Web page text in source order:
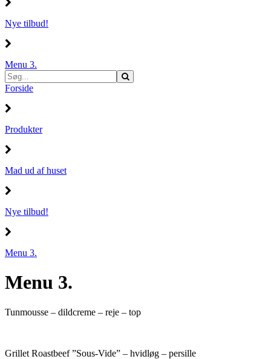
Nye tilbud!
Menu 3.
Forside
Produkter
Mad ud af huset
Nye tilbud!
Menu 3.
Menu 3.
Tunmousse – dildcreme – reje – top
Grillet Roastbeef ”Sous-Vide” – hvidløg – persille